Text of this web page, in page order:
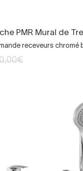
PMR Mural de
receveurs chromé